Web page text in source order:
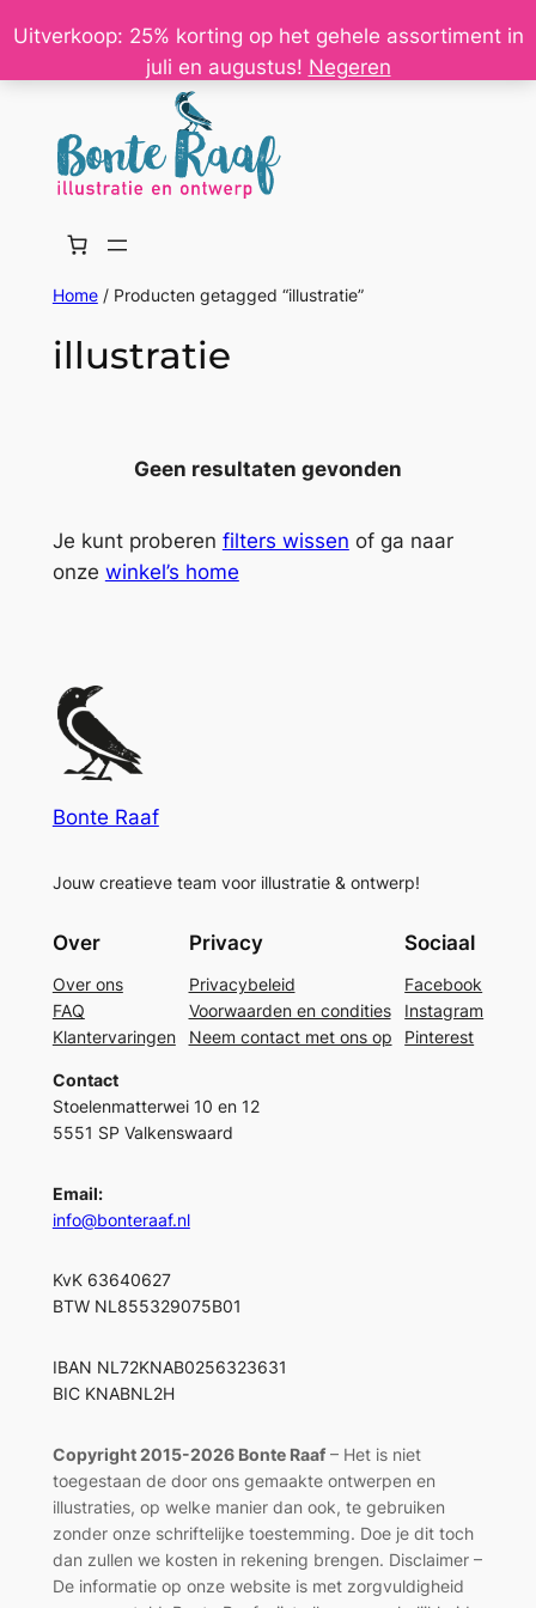
Uitverkoop: 25% korting op het gehele assortiment in
juli en augustus! Negeren
Ga
de
Home/ Producten getagged “illustratie”
illustratie
Geen resultaten gevonden
Je kunt proberen filters wissen of ga naar
onze winkel’s home
Bonte Raaf
Jouw creatieve team voor illustratie & ontwerp!
Over
Over ons
FAQ
Klantervaringen
Privacy
Privacybeleid
Voorwaarden en condities
Neem contact met ons op
Sociaal
Facebook
Instagram
Pinterest
Contact
Stoelenmatterwei 10 en 12
5551 SP Valkenswaard
Email:
info@bonteraaf.nl
KvK 63640627
BTW NL855329075B01
IBAN NL72KNAB0256323631
BIC KNABNL2H
Copyright 2015-2026 Bonte Raaf– Het is niet
toegestaan de door ons gemaakte ontwerpen en
illustraties, op welke manier dan ook, te gebruiken
zonder onze schriftelijke toestemming. Doe je dit toch
dan zullen we kosten in rekening brengen. Disclaimer –
De informatie op onze website is met zorgvuldigheid